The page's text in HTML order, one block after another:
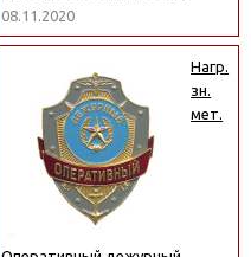
08.11.2020
Нагр.
зн.
мет.